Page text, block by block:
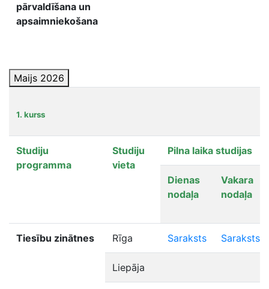
pārvaldīšana un
apsaimniekošana
Maijs 2026
1. kurss
Studiju
programma
Studiju
vieta
Pilna laika studijas
Dienas
nodaļa
Vakara
nodaļa
Tiesību zinātnes Rīga Saraksts Saraksts
Liepāja